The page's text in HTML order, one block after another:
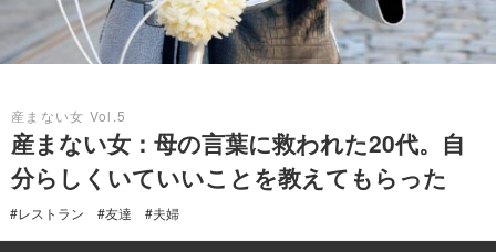
産まない女 Vol.5
産まない女：母の言葉に救われた20代。自
分らしくいていいことを教えてもらった
#レストラン #友達 #夫婦